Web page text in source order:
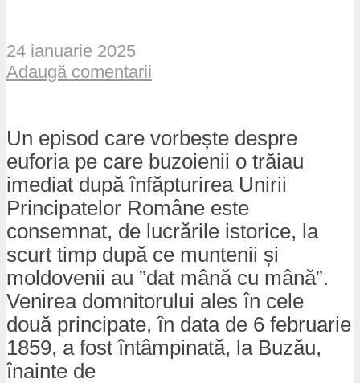
24 ianuarie 2025
Adaugă comentarii
Un episod care vorbește despre
euforia pe care buzoienii o trăiau
imediat după înfăpturirea Unirii
Principatelor Române este
consemnat, de lucrările istorice, la
scurt timp după ce muntenii și
moldovenii au ”dat mână cu mână”.
Venirea domnitorului ales în cele
două principate, în data de 6 februarie
1859, a fost întâmpinată, la Buzău,
înainte de